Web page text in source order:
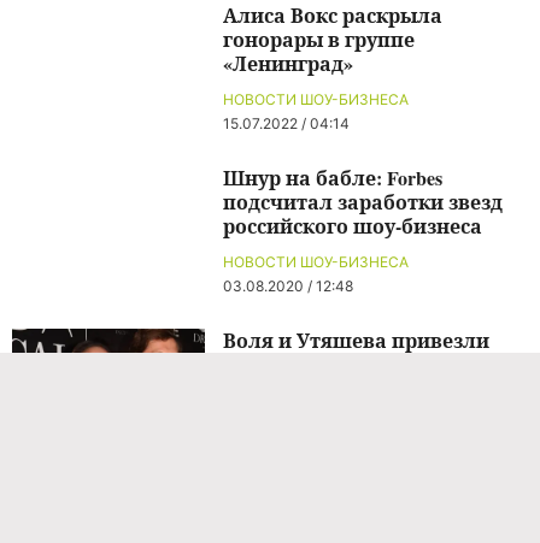
НОВОСТИ ШОУ-БИЗНЕСА
15.07.2022 / 04:14
Алиса Вокс раскрыла
гонорары в группе
«Ленинград»
НОВОСТИ ШОУ-БИЗНЕСА
03.08.2020 / 12:48
Шнур на бабле: Forbes
подсчитал заработки звезд
российского шоу-бизнеса
Воля и Утяшева привезли